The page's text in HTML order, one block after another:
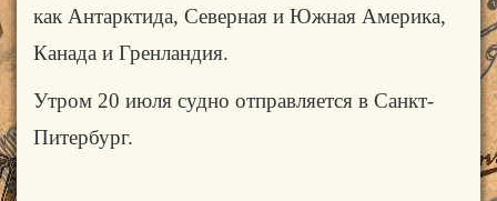
как Антарктида, Северная и Южная Америка,
Канада и Гренландия.
Утром 20 июля судно отправляется в Санкт-
Питербург.